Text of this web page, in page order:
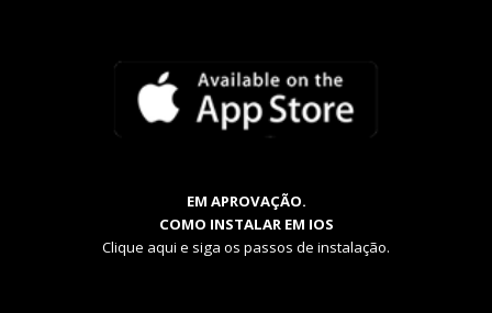
EM APROVAÇÃO.
COMO INSTALAR EM IOS
Clique aqui e siga os passos de instalação.